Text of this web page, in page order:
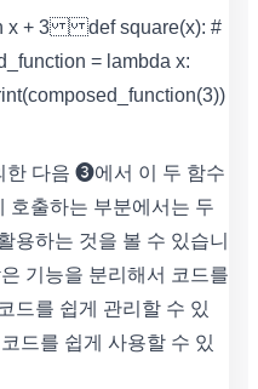
x + 3 def square(x): #
= lambda x:
다음 ➌에서 이 두 함수
출하는 부분에서는 두
용하는 것을 볼 수 있습니
기능을 분리해서 코드를
드를 쉽게 관리할 수 있
드를 쉽게 사용할 수 있